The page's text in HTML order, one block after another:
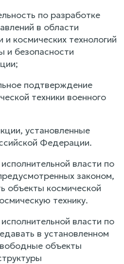
по разработке
в области
и космических технологий
и безопасности
подтверждение
техники военного
установленные
Федерации.
власти по
законом,
объекты космической
технику.
власти по
в установленном
объекты